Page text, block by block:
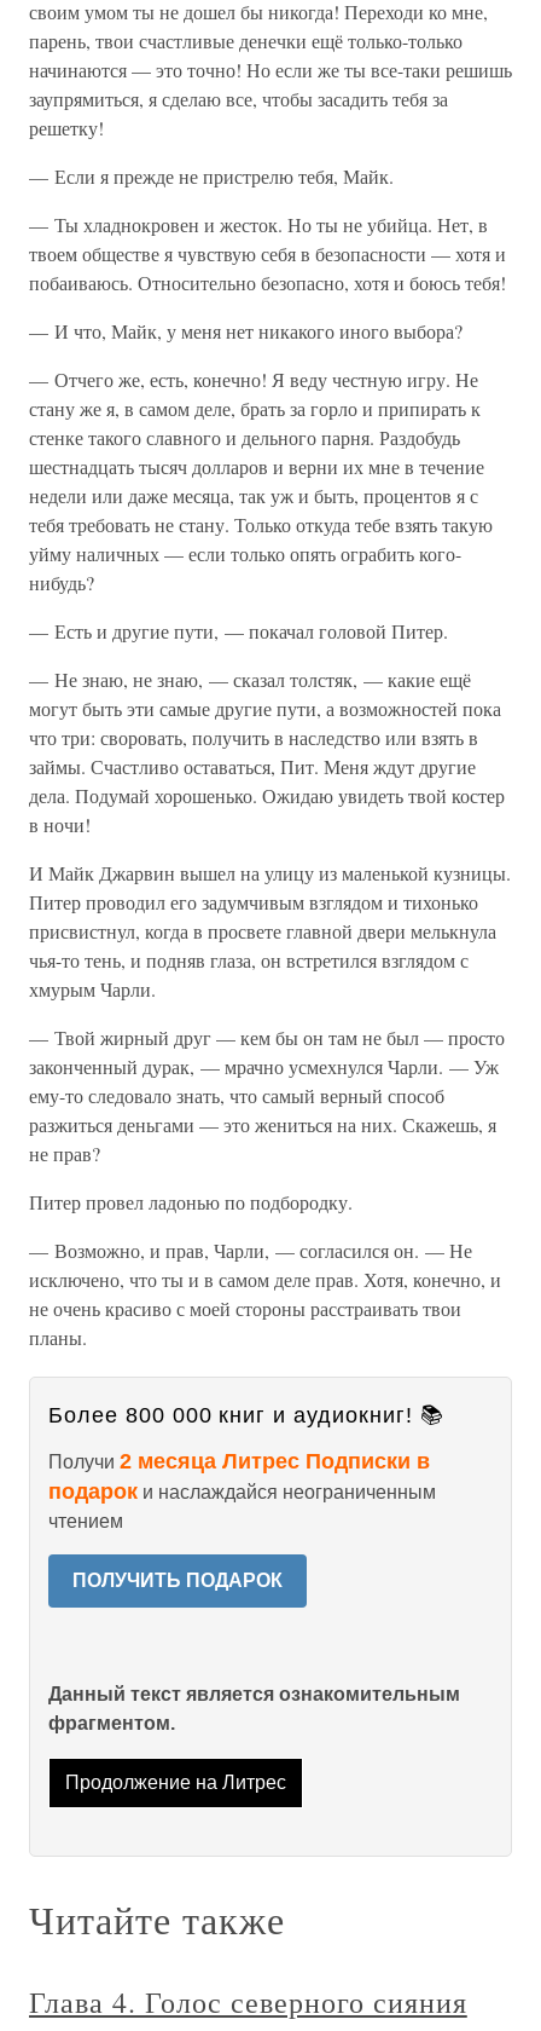
своим умом ты не дошел бы никогда! Переходи ко мне,
парень, твои счастливые денечки ещё только-только
начинаются — это точно! Но если же ты все-таки решишь
заупрямиться, я сделаю все, чтобы засадить тебя за
решетку!
— Если я прежде не пристрелю тебя, Майк.
— Ты хладнокровен и жесток. Но ты не убийца. Нет, в
твоем обществе я чувствую себя в безопасности — хотя и
побаиваюсь. Относительно безопасно, хотя и боюсь тебя!
— И что, Майк, у меня нет никакого иного выбора?
— Отчего же, есть, конечно! Я веду честную игру. Не
стану же я, в самом деле, брать за горло и припирать к
стенке такого славного и дельного парня. Раздобудь
шестнадцать тысяч долларов и верни их мне в течение
недели или даже месяца, так уж и быть, процентов я с
тебя требовать не стану. Только откуда тебе взять такую
уйму наличных — если только опять ограбить кого-
нибудь?
— Есть и другие пути, — покачал головой Питер.
— Не знаю, не знаю, — сказал толстяк, — какие ещё
могут быть эти самые другие пути, а возможностей пока
что три: своровать, получить в наследство или взять в
займы. Счастливо оставаться, Пит. Меня ждут другие
дела. Подумай хорошенько. Ожидаю увидеть твой костер
в ночи!
И Майк Джарвин вышел на улицу из маленькой кузницы.
Питер проводил его задумчивым взглядом и тихонько
присвистнул, когда в просвете главной двери мелькнула
чья-то тень, и подняв глаза, он встретился взглядом с
хмурым Чарли.
— Твой жирный друг — кем бы он там не был — просто
законченный дурак, — мрачно усмехнулся Чарли. — Уж
ему-то следовало знать, что самый верный способ
разжиться деньгами — это жениться на них. Скажешь, я
не прав?
Питер провел ладонью по подбородку.
— Возможно, и прав, Чарли, — согласился он. — Не
исключено, что ты и в самом деле прав. Хотя, конечно, и
не очень красиво с моей стороны расстраивать твои
планы.
Более 800 000 книг и аудиокниг! 📚
Получи 2 месяца Литрес Подписки в
подарок и наслаждайся неограниченным
чтением
ПОЛУЧИТЬ ПОДАРОК
Данный текст является ознакомительным
фрагментом.
Продолжение на Литрес
Читайте также
Глава 4. Голос северного сияния